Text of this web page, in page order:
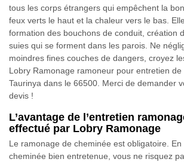
tous les corps étrangers qui empêchent la
feux verts le haut et la chaleur vers le bas.
formation des bouchons de conduit, création
suies qui se forment dans les parois. Ne
moindres fines couches de dangers, croyez
Lobry Ramonage ramoneur pour entretien
Taurinya dans le 66500. Merci de demander
devis !
L’avantage de l’entretien
effectué par Lobry Ramonage
Le ramonage de cheminée est obligatoire.
cheminée bien entretenue, vous ne risquez